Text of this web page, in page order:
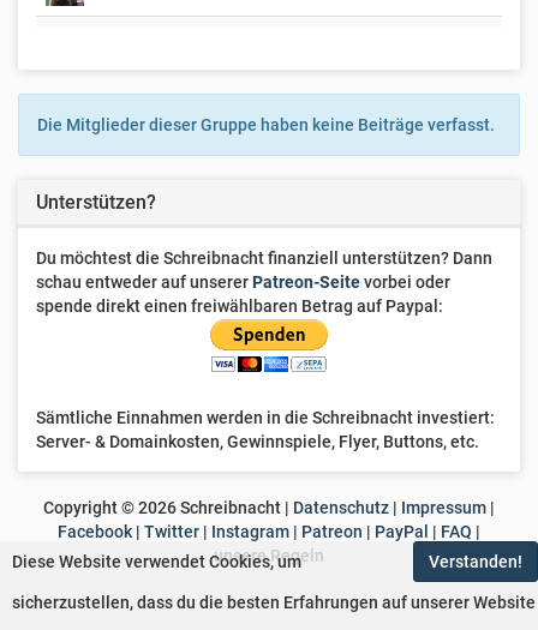
KuroiKomori
Mausi
Lesefieber
Amaineko
Die Mitglieder dieser Gruppe haben keine Beiträge verfasst.
Unterstützen?
Du möchtest die Schreibnacht finanziell unterstützen? Dann
schau entweder auf unsererPatreon-Seitevorbei oder
spende direkt einen freiwählbaren Betrag auf Paypal:
Sämtliche Einnahmen werden in die Schreibnacht investiert:
Server- & Domainkosten, Gewinnspiele, Flyer, Buttons, etc.
Copyright ©2026Schreibnacht | Datenschutz | Impressum |
Facebook | Twitter | Instagram | Patreon | PayPal | FAQ |
unsere Regeln
Verstanden!
Diese Website verwendet Cookies, um
sicherzustellen, dass du die besten Erfahrungen auf unserer Website